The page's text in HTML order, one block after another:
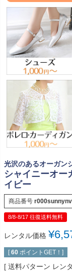
光沢のあるオーガン
シャイニーオー
イビー
商品番号
8/8-8/17 往復送料無料
レンタル価格 ¥
[ 60 ポイントGET！]
送料パターン レン